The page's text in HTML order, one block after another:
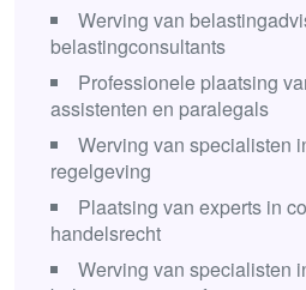
Werving van
belastingconsultants
Professionele plaatsing
assistenten en paralegals
Werving van specialisten
regelgeving
Plaatsing van experts in
handelsrecht
Werving van specialisten